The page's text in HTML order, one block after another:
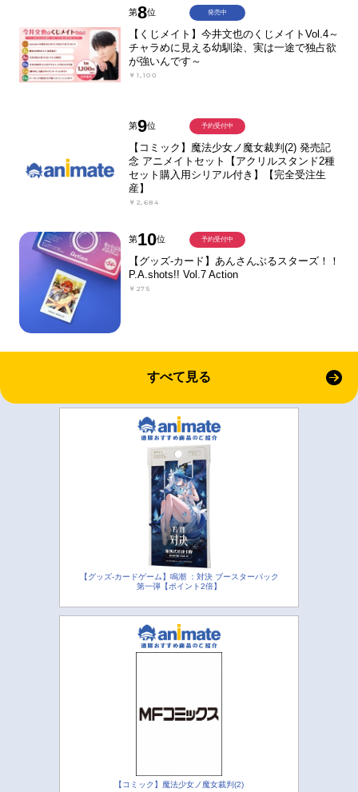
第8位
【くじメイト】今井文也のくじメイトVol.4～
チャラめに見える幼馴染、実は一途で独占欲
が強いんです～
￥1,100
発売中
第9位
【コミック】魔法少女ノ魔女裁判(2) 発売記
念 アニメイトセット【アクリルスタンド2種
セット購入用シリアル付き】【完全受注生
産】
￥2,684
予約受付中
第10位
【グッズ-カード】あんさんぶるスターズ！！
P.A.shots!! Vol.7 Action
￥275
予約受付中
すべて見る
【グッズ-カードゲーム】鳴潮 ：対決 ブースターパック
第一弾【ポイント2倍】
【コミック】魔法少女ノ魔女裁判(2)